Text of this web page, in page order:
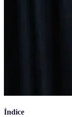
Índice